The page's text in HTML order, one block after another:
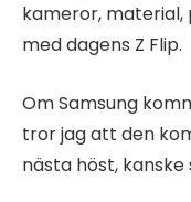
kameror,
med dagens Z Flip.
Om Samsung
tror jag att den
nästa höst, kanske